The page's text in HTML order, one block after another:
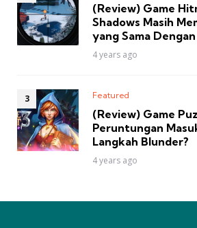
(Review) Game
Shadows Masih
yang Sama
4 years ago
Featured
(Review) Game
Peruntungan
Langkah Blunder?
4 years ago